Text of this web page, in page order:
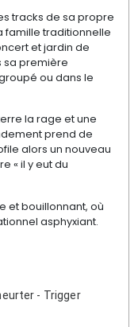
tracks de sa propre
famille traditionnelle
et jardin de
sa première
ou dans le
la rage et une
prend de
alors un nouveau
« il y eut du
et bouillonnant, où
asphyxiant.
- Trigger